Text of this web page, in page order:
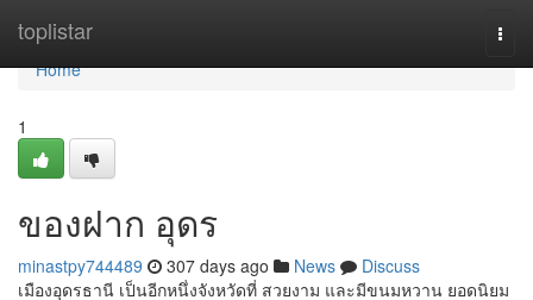
toplistar
Home
Home
1
ของฝาก อุดร
minastpy744489 307 days ago News
Discuss
เมืองอุดรธานี เป็นอีกหนึ่งจังหวัดที่ สวยงาม และมีขนมหวาน ยอดนิยม